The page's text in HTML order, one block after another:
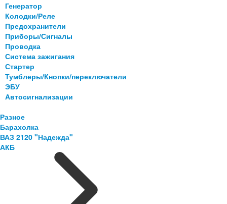
Генератор
Колодки/Реле
Предохранители
Приборы/Сигналы
Проводка
Система зажигания
Стартер
Тумблеры/Кнопки/переключатели
ЭБУ
Автосигнализации
Разное
Барахолка
ВАЗ 2120 "Надежда"
АКБ